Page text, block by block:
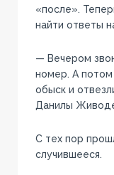
«после».
найти ответы
— Вечером
номер. А потом
обыск и
Данилы
С тех пор
случившееся.